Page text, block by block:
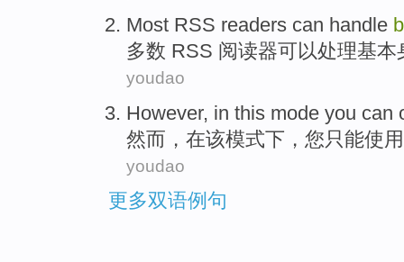
Most RSS readers can handle
多数 RSS 阅读器可以处理基本
youdao
However, in this mode you can
然而 ， 在该模式下 ， 您只能使用
youdao
更多双语例句